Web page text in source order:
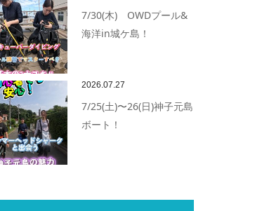
7/30(木) OWDプール&
海洋in城ケ島！
2026.07.27
7/25(土)〜26(日)神子元島
ボート！